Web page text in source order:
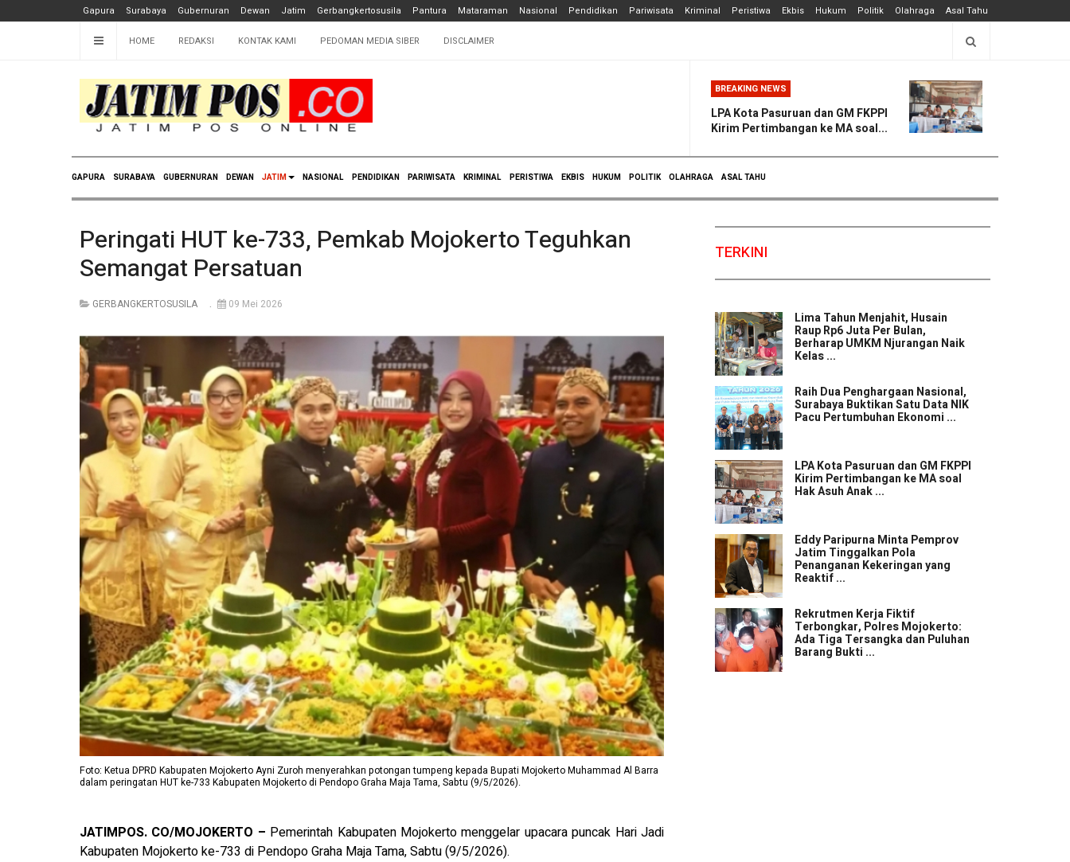
Gapura Surabaya Gubernuran Dewan Jatim Gerbangkertosusila Pantura Mataraman Nasional Pendidikan Pariwisata Kriminal Peristiwa Ekbis Hukum Politik Olahraga Asal Tahu
HOME REDAKSI KONTAK KAMI PEDOMAN MEDIA SIBER DISCLAIMER
BREAKING NEWS
LPA Kota Pasuruan dan GM FKPPI
Kirim Pertimbangan ke MA soal...
GAPURA SURABAYA GUBERNURAN DEWAN JATIM NASIONAL PENDIDIKAN PARIWISATA KRIMINAL PERISTIWA EKBIS HUKUM POLITIK OLAHRAGA ASAL TAHU
Peringati HUT ke-733, Pemkab Mojokerto Teguhkan
Semangat Persatuan
GERBANGKERTOSUSILA 09 Mei 2026
Foto: Ketua DPRD Kabupaten Mojokerto Ayni Zuroh menyerahkan potongan tumpeng kepada Bupati Mojokerto Muhammad Al Barra
dalam peringatan HUT ke-733 Kabupaten Mojokerto di Pendopo Graha Maja Tama, Sabtu (9/5/2026).
JATIMPOS. CO/MOJOKERTO – Pemerintah Kabupaten Mojokerto menggelar upacara puncak Hari Jadi
Kabupaten Mojokerto ke-733 di Pendopo Graha Maja Tama, Sabtu (9/5/2026).
TERKINI
Lima Tahun Menjahit, Husain
Raup Rp6 Juta Per Bulan,
Berharap UMKM Njurangan Naik
Kelas ...
Raih Dua Penghargaan Nasional,
Surabaya Buktikan Satu Data NIK
Pacu Pertumbuhan Ekonomi ...
LPA Kota Pasuruan dan GM FKPPI
Kirim Pertimbangan ke MA soal
Hak Asuh Anak ...
Eddy Paripurna Minta Pemprov
Jatim Tinggalkan Pola
Penanganan Kekeringan yang
Reaktif ...
Rekrutmen Kerja Fiktif
Terbongkar, Polres Mojokerto:
Ada Tiga Tersangka dan Puluhan
Barang Bukti ...